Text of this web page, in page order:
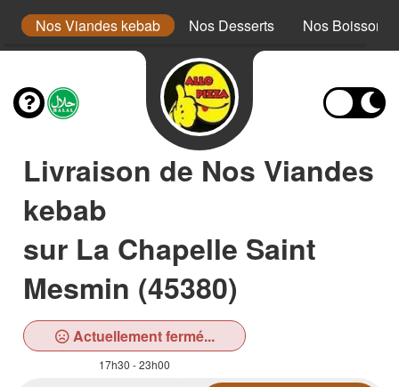
Nos Viandes kebab Nos Desserts Nos Boissons
Livraison de Nos Viandes
kebab
sur La Chapelle Saint
Mesmin (45380)
Actuellement fermé...
17h30 - 23h00